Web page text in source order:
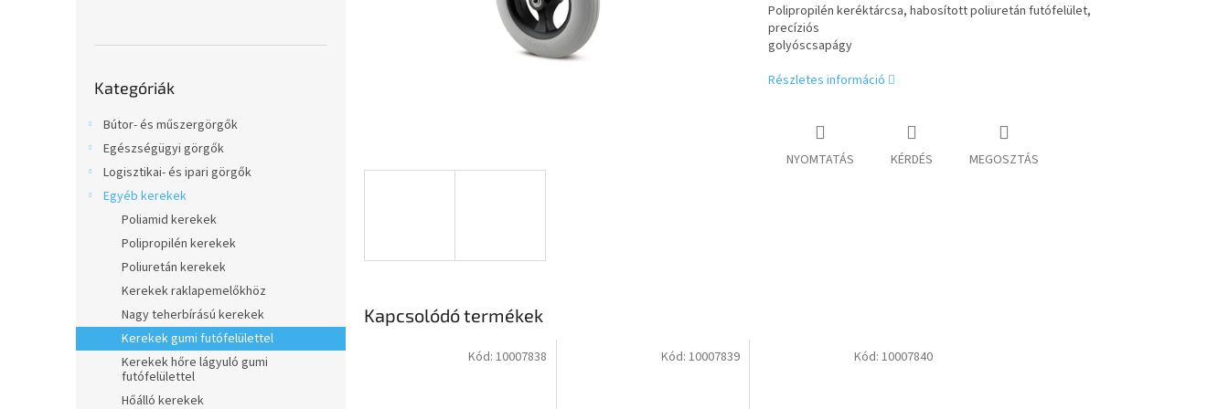
átugrása
Kategóriák
Bútor- és műszergörgők
Egészségügyi görgők
Logisztikai- és ipari görgők
Egyéb kerekek
Poliamid kerekek
Polipropilén kerekek
Poliuretán kerekek
Kerekek raklapemelőkhöz
Nagy teherbírású kerekek
Kerekek gumi futófelülettel
Kerekek hőre lágyuló gumi
futófelülettel
Hőálló kerekek
Polipropilén keréktárcsa, habosított poliuretán futófelület,
precíziós
golyóscsapágy
Részletes információ
NYOMTATÁS KÉRDÉS MEGOSZTÁS
Kapcsolódó termékek
Kód: 10007838 Kód: 10007839 Kód:10007840